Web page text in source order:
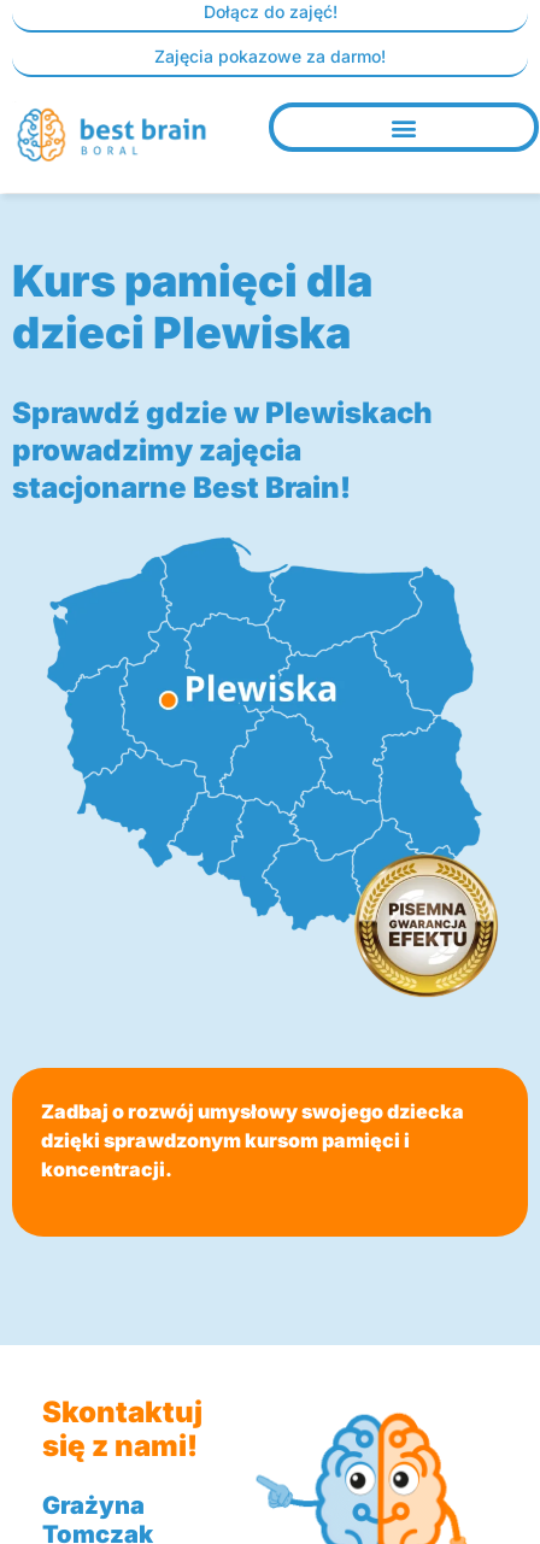
Skip
content
Dołącz do zajęć!
Zajęcia pokazowe za darmo!
Kurs pamięci dla
dzieci Plewiska
Sprawdź gdzie w Plewiskach
prowadzimy zajęcia
stacjonarne Best Brain!
Zadbaj o rozwój umysłowy swojego dziecka
dzięki sprawdzonym kursom pamięci i
koncentracji.
Skontaktuj
się z nami!
Grażyna
Tomczak